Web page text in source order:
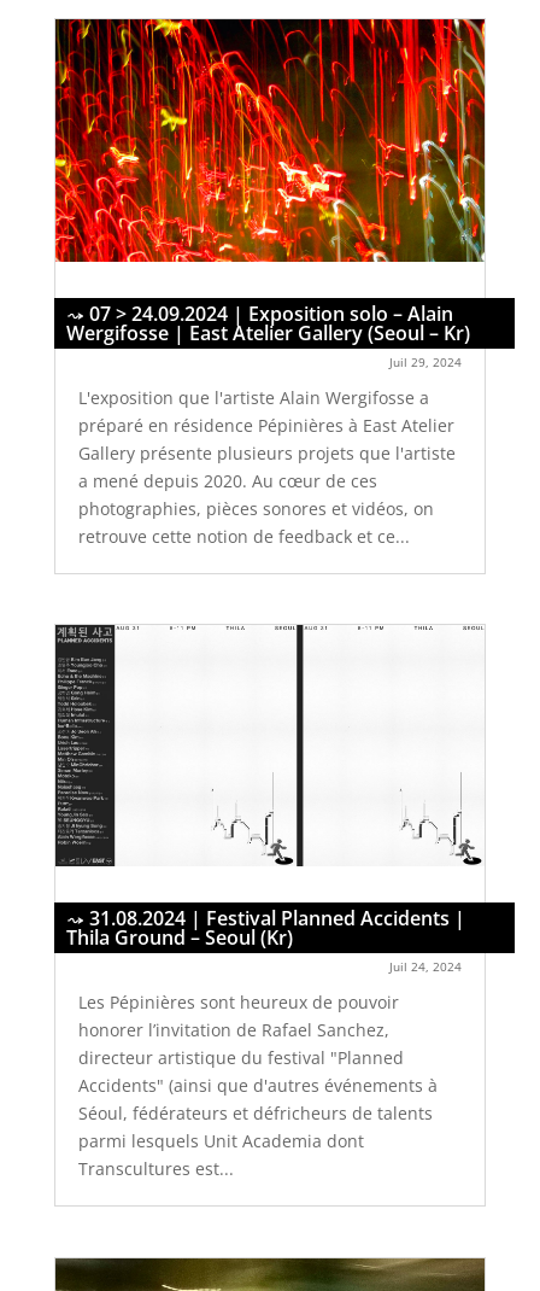
07 > 24.09.2024 | Exposition solo – Alain
Wergifosse | East Atelier Gallery (Seoul – Kr)
Juil 29, 2024
L'exposition que l'artiste Alain Wergifosse a
préparé en résidence Pépinières à East Atelier
Gallery présente plusieurs projets que l'artiste
a mené depuis 2020. Au cœur de ces
photographies, pièces sonores et vidéos, on
retrouve cette notion de feedback et ce...
31.08.2024 | Festival Planned Accidents |
Thila Ground – Seoul (Kr)
Juil 24, 2024
Les Pépinières sont heureux de pouvoir
honorer l’invitation de Rafael Sanchez,
directeur artistique du festival "Planned
Accidents" (ainsi que d'autres événements à
Séoul, fédérateurs et défricheurs de talents
parmi lesquels Unit Academia dont
Transcultures est...